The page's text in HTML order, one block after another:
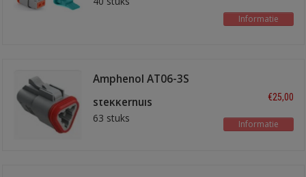
Informatie
Amphenol AT06-3S
stekkerhuis
63 stuks
€25,00
Informatie